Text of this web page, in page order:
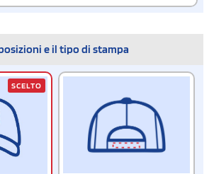
e il tipo di stampa
SCELTO